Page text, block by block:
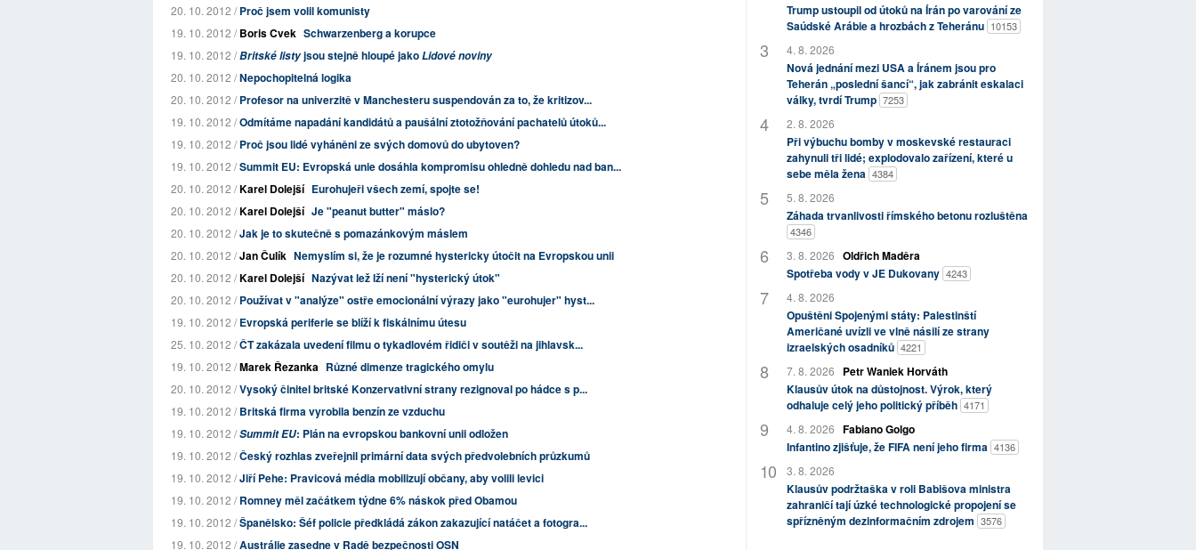
20. 10. 2012 /Proč jsem volil komunisty
19. 10. 2012 /Boris Cvek Schwarzenberg a korupce
19. 10. 2012 /Britské listyjsou stejně hloupé jakoLidové noviny
20. 10. 2012 /Nepochopitelná logika
20. 10. 2012 /Profesor na univerzitě v Manchesteru suspendován za to, že kritizov...
19. 10. 2012 /Odmítáme napadání kandidátů a paušální ztotožňování pachatelů útoků...
19. 10. 2012 /Proč jsou lidé vyháněni ze svých domovů do ubytoven?
19. 10. 2012 /Summit EU: Evropská unie dosáhla kompromisu ohledně dohledu nad ban...
20. 10. 2012 /Karel Dolejší Eurohujeři všech zemí, spojte se!
20. 10. 2012 /Karel Dolejší Je "peanut butter" máslo?
20. 10. 2012 /Jak je to skutečně s pomazánkovým máslem
20. 10. 2012 /Jan Čulík Nemyslím si, že je rozumné hystericky útočit na Evropskou unii
20. 10. 2012 /Karel Dolejší Nazývat lež lží není "hysterický útok"
20. 10. 2012 /Používat v "analýze" ostře emocionální výrazy jako "eurohujer" hyst...
19. 10. 2012 /Evropská periferie se blíží k fiskálnímu útesu
25. 10. 2012 /ČT zakázala uvedení filmu o tykadlovém řidiči v soutěži na jihlavsk...
19. 10. 2012 /Marek Řezanka Různé dimenze tragického omylu
20. 10. 2012 /Vysoký činitel britské Konzervativní strany rezignoval po hádce s p...
19. 10. 2012 /Britská firma vyrobila benzín ze vzduchu
19. 10. 2012 /Summit EU: Plán na evropskou bankovní unii odložen
19. 10. 2012 /Český rozhlas zveřejnil primární data svých předvolebních průzkumů
19. 10. 2012 /Jiří Pehe: Pravicová média mobilizují občany, aby volili levici
19. 10. 2012 /Romney měl začátkem týdne 6% náskok před Obamou
19. 10. 2012 /Španělsko: Šéf policie předkládá zákon zakazující natáčet a fotogra...
19. 10. 2012 /Austrálie zasedne v Radě bezpečnosti OSN
Trump ustoupil od útoků na Írán po varování ze
Saúdské Arábie a hrozbách z Teheránu 10153
4. 8. 2026
Nová jednání mezi USA a Íránem jsou pro
Teherán „poslední šancí“, jak zabránit eskalaci
války, tvrdí Trump 7253
2. 8. 2026
Při výbuchu bomby v moskevské restauraci
zahynuli tři lidé; explodovalo zařízení, které u
sebe měla žena 4384
5. 8. 2026
Záhada trvanlivosti římského betonu rozluštěna
4346
3. 8. 2026 Oldřich Maděra
Spotřeba vody v JE Dukovany 4243
4. 8. 2026
Opuštěni Spojenými státy: Palestinští
Američané uvízli ve vlně násilí ze strany
izraelských osadníků 4221
7. 8. 2026
Petr Waniek Horváth
Klausův útok na důstojnost. Výrok, který
odhaluje celý jeho politický příběh 4171
4. 8. 2026 Fabiano Golgo
Infantino zjišťuje, že FIFA není jeho firma 4136
3. 8. 2026
Klausův podržtaška v roli Babišova ministra
zahraničí tají úzké technologické propojení se
spřízněným dezinformačním zdrojem 3576